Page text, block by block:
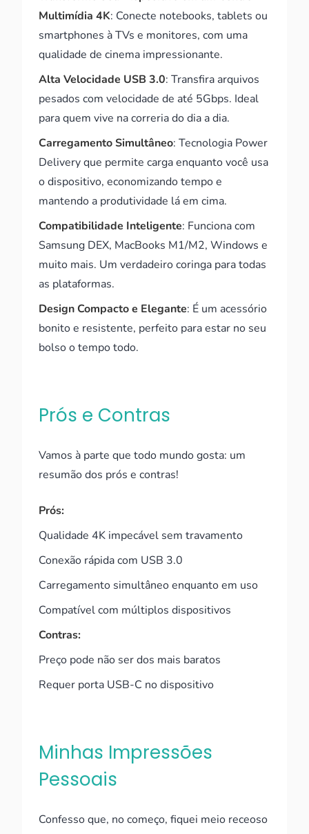
Multimídia 4K: Conecte notebooks, tablets ou
smartphones à TVs e monitores, com uma
qualidade de cinema impressionante.
Alta Velocidade USB 3.0: Transfira arquivos
pesados com velocidade de até 5Gbps. Ideal
para quem vive na correria do dia a dia.
Carregamento Simultâneo: Tecnologia Power
Delivery que permite carga enquanto você usa
o dispositivo, economizando tempo e
mantendo a produtividade lá em cima.
Compatibilidade Inteligente: Funciona com
Samsung DEX, MacBooks M1/M2, Windows e
muito mais. Um verdadeiro coringa para todas
as plataformas.
Design Compacto e Elegante: É um acessório
bonito e resistente, perfeito para estar no seu
bolso o tempo todo.
Prós e Contras
Vamos à parte que todo mundo gosta: um
resumão dos prós e contras!
Prós:
Qualidade 4K impecável sem travamento
Conexão rápida com USB 3.0
Carregamento simultâneo enquanto em uso
Compatível com múltiplos dispositivos
Contras:
Preço pode não ser dos mais baratos
Requer porta USB-C no dispositivo
Minhas Impressões
Pessoais
Confesso que, no começo, fiquei meio receoso